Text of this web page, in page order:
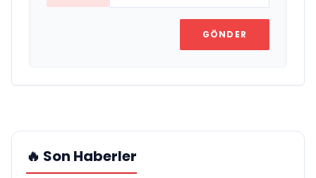
GÖNDER
🔥 Son Haberler